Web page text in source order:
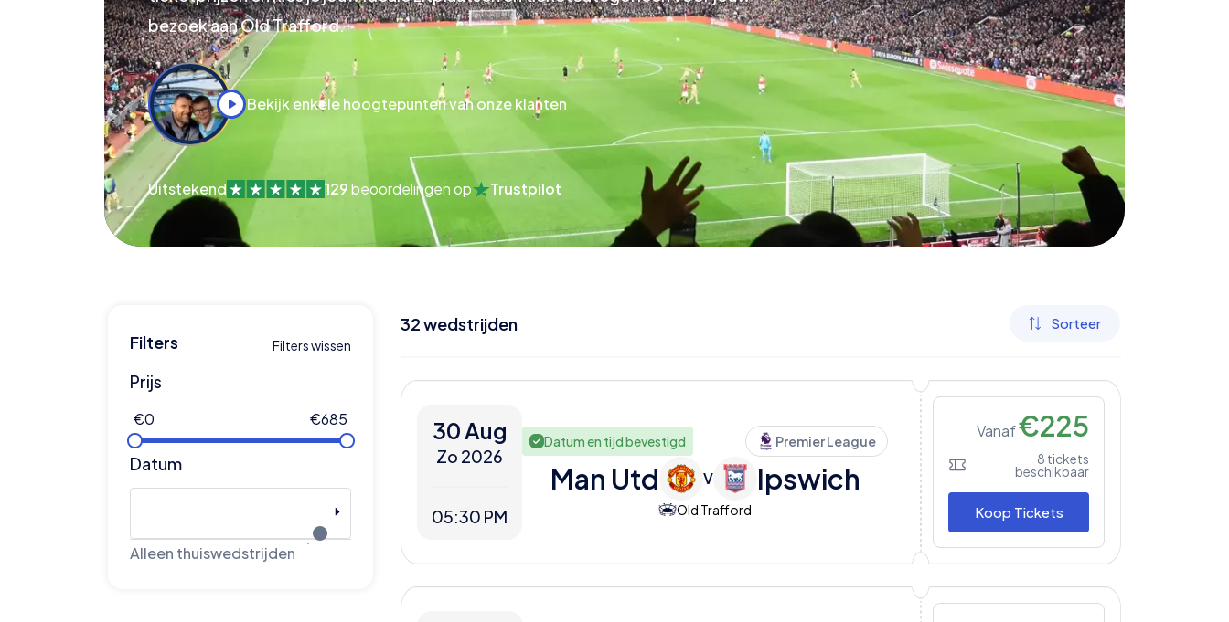
bezoek aan Old Trafford.
Bekijk enkele hoogtepunten van onze klanten
Uitstekend 129beoordelingen op Trustpilot
Filters Filters wissen
Prijs
€0 €685
Datum
Alleen thuiswedstrijden
32wedstrijden Sorteer
30 Aug
Zo 2026
05:30 PM
Datum en tijd bevestigd Premier League
Man Utd V Ipswich
Old Trafford
Vanaf€225
8 tickets
beschikbaar
Koop Tickets